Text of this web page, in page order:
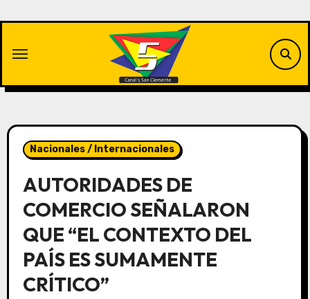
contenido
Nacionales / Internacionales
AUTORIDADES DE
COMERCIO SEÑALARON
QUE “EL CONTEXTO DEL
PAÍS ES SUMAMENTE
CRÍTICO”